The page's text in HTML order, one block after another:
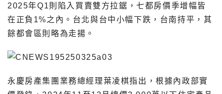
2025年Q1則陷入買賣雙方拉鋸，七都房價季增幅皆
在正負1%之內。台北與台中小幅下跌，台南持平，其
餘都會區則略為走揚。
永慶房產集團業務總經理葉凌棋指出，根據內政部實